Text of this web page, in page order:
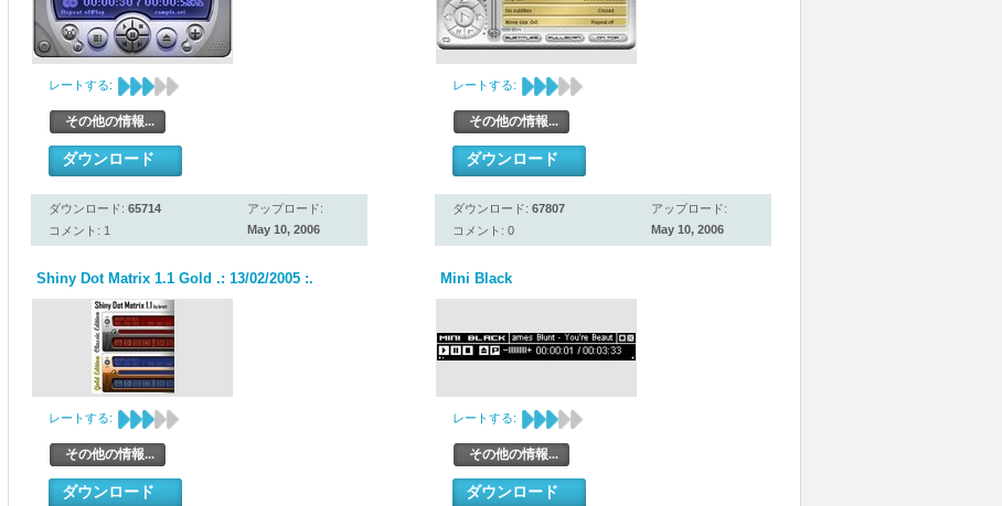
レートする:
その他の情報...
ダウンロード
ダウンロード: 65714
コメント: 1
アップロード:
May 10, 2006
レートする:
その他の情報...
ダウンロード
ダウンロード: 67807
コメント: 0
アップロード:
May 10, 2006
Shiny Dot Matrix 1.1 Gold .: 13/02/2005 :.
レートする:
その他の情報...
ダウンロード
Mini Black
レートする:
その他の情報...
ダウンロード